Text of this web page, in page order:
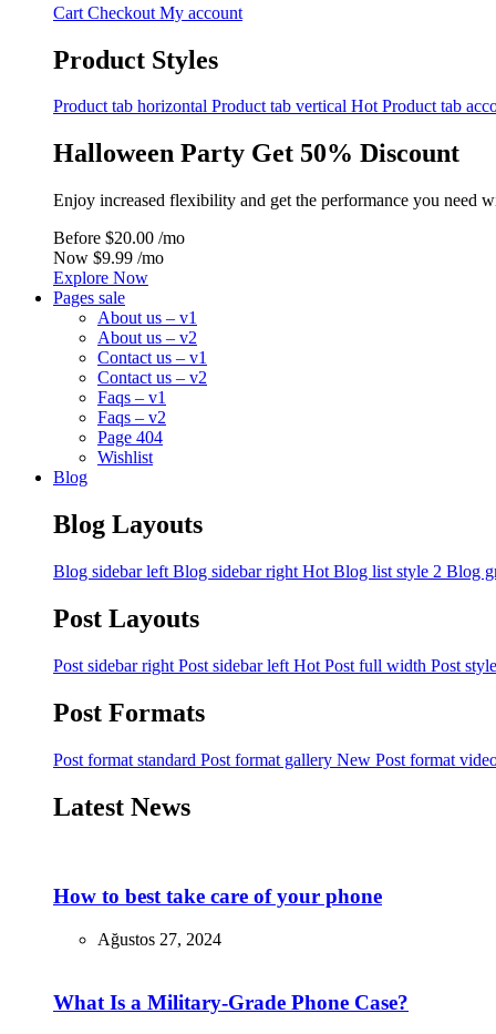
Cart Checkout My account
Product Styles
Product tab horizontal Product tab vertical Hot Product tab
Halloween Party Get 50% Discount
Enjoy increased flexibility and get the performance you need
Before $20.00 /mo
Now $9.99 /mo
Explore Now
Pages sale
About us – v1
About us – v2
Contact us – v1
Contact us – v2
Faqs – v1
Faqs – v2
Page 404
Wishlist
Blog
Blog Layouts
Blog sidebar left Blog sidebar right Hot Blog list style 2 Blog
Post Layouts
Post sidebar right Post sidebar left Hot Post full width Post
Post Formats
Post format standard Post format gallery New Post format
Latest News
How to best take care of your phone
Ağustos 27, 2024
What Is a Military-Grade Phone Case?